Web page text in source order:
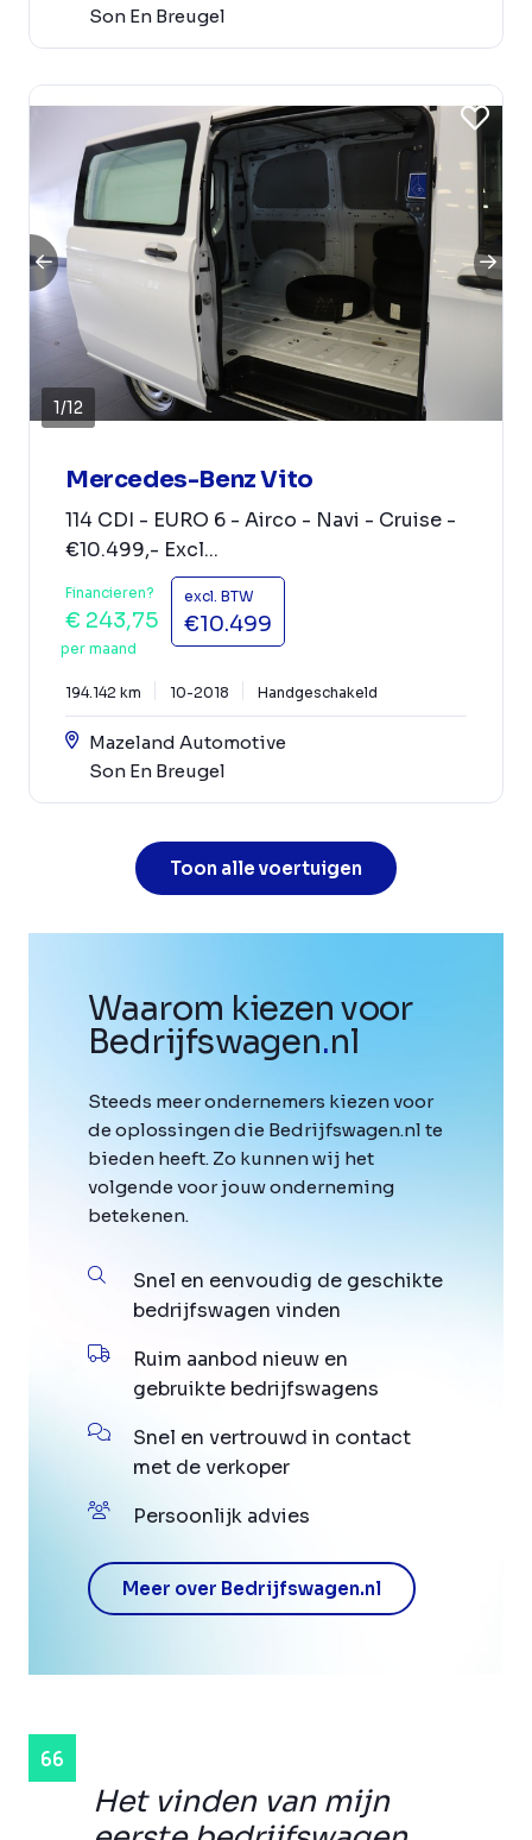
Son En Breugel
1/12
Mercedes-Benz Vito
114 CDI - EURO 6 - Airco - Navi - Cruise -
€10.499,- Excl...
Financieren?
€ 243,75
per maand
excl. BTW
€10.499
194.142 km 10-2018 Handgeschakeld
Mazeland Automotive
Son En Breugel
Toon alle voertuigen
Het vinden van mijn
Waarom kiezen voor
Bedrijfswagen.nl
Steeds meer ondernemers kiezen voor
de oplossingen die Bedrijfswagen.nl te
bieden heeft. Zo kunnen wij het
volgende voor jouw onderneming
betekenen.
Snel en eenvoudig de geschikte
bedrijfswagen vinden
Ruim aanbod nieuw en
gebruikte bedrijfswagens
Snel en vertrouwd in contact
met de verkoper
Persoonlijk advies
Meer over Bedrijfswagen.nl